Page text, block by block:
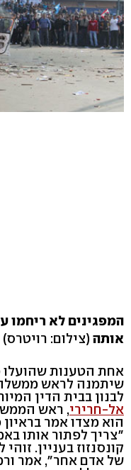
המפגינים לא ריחמו
אותה (צילום: רויטרס)
אחת הטענות שהועלו
שיתמנה לראש
לבנון בבית הדין
אל-חרירי, ראש
הוא מצדו אמר
"צריך לפתור אותו
קונסנזוז בעניין.
של אדם אחר", אמר